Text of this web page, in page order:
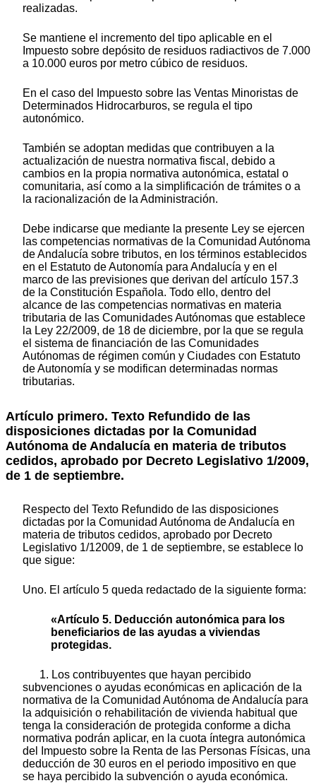
realizadas.
Se mantiene el incremento del tipo aplicable en el
Impuesto sobre depósito de residuos radiactivos de 7.000
a 10.000 euros por metro cúbico de residuos.
En el caso del Impuesto sobre las Ventas Minoristas de
Determinados Hidrocarburos, se regula el tipo
autonómico.
También se adoptan medidas que contribuyen a la
actualización de nuestra normativa fiscal, debido a
cambios en la propia normativa autonómica, estatal o
comunitaria, así como a la simplificación de trámites o a
la racionalización de la Administración.
Debe indicarse que mediante la presente Ley se ejercen
las competencias normativas de la Comunidad Autónoma
de Andalucía sobre tributos, en los términos establecidos
en el Estatuto de Autonomía para Andalucía y en el
marco de las previsiones que derivan del artículo 157.3
de la Constitución Española. Todo ello, dentro del
alcance de las competencias normativas en materia
tributaria de las Comunidades Autónomas que establece
la Ley 22/2009, de 18 de diciembre, por la que se regula
el sistema de financiación de las Comunidades
Autónomas de régimen común y Ciudades con Estatuto
de Autonomía y se modifican determinadas normas
tributarias.
Artículo primero. Texto Refundido de las
disposiciones dictadas por la Comunidad
Autónoma de Andalucía en materia de tributos
cedidos, aprobado por Decreto Legislativo 1/2009,
de 1 de septiembre.
Respecto del Texto Refundido de las disposiciones
dictadas por la Comunidad Autónoma de Andalucía en
materia de tributos cedidos, aprobado por Decreto
Legislativo 1/12009, de 1 de septiembre, se establece lo
que sigue:
Uno. El artículo 5 queda redactado de la siguiente forma:
«Artículo 5. Deducción autonómica para los
beneficiarios de las ayudas a viviendas
protegidas.
1. Los contribuyentes que hayan percibido
subvenciones o ayudas económicas en aplicación de la
normativa de la Comunidad Autónoma de Andalucía para
la adquisición o rehabilitación de vivienda habitual que
tenga la consideración de protegida conforme a dicha
normativa podrán aplicar, en la cuota íntegra autonómica
del Impuesto sobre la Renta de las Personas Físicas, una
deducción de 30 euros en el periodo impositivo en que
se haya percibido la subvención o ayuda económica.